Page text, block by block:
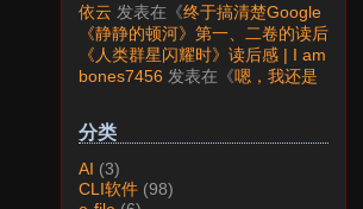
Google账号的所属国家的逻辑
了》
依云 发表在《终于搞清楚Google
账号的所属国家的逻辑了》
《静静的顿河》第一、二卷的读后
感 | I am LAZY bones?发表在
《《人类群星闪耀时》读后感》
《人类群星闪耀时》读后感 | I am
LAZY bones?发表在《
《显微镜
bones7456 发表在《嗯，我还是
分类
AI (3)
CLI软件 (98)